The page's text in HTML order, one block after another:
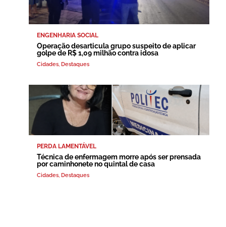
ENGENHARIA SOCIAL
Operação desarticula grupo suspeito de aplicar
golpe de R$ 1,09 milhão contra idosa
Cidades, Destaques
PERDA LAMENTÁVEL
Técnica de enfermagem morre após ser prensada
por caminhonete no quintal de casa
Cidades, Destaques